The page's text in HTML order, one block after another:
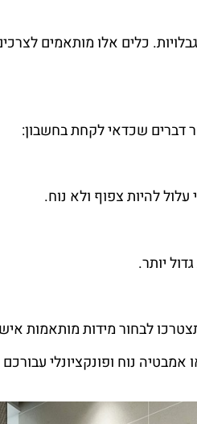
כלים אלו מותאמים
דברים שכדאי לקחת בחשבון:
להיות צפוף ולא נוח.
יותר.
לבחור מידות מותאמות
נוח ופונקציונלי